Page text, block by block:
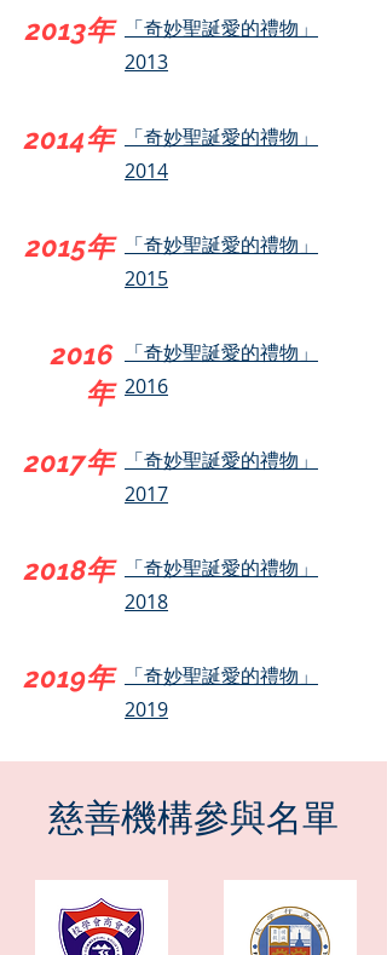
2013年
「奇妙聖誕愛的禮物」
2013
2014年
「奇妙聖誕愛的禮物」
2014
2015年
「奇妙聖誕愛的禮物」
2015
2016
年
「奇妙聖誕愛的禮物」
2016
2017年
「奇妙聖誕愛的禮物」
2017
2018年
「奇妙聖誕愛的禮物」
2018
2019年
「奇妙聖誕愛的禮物」
2019
慈善機構參與名單